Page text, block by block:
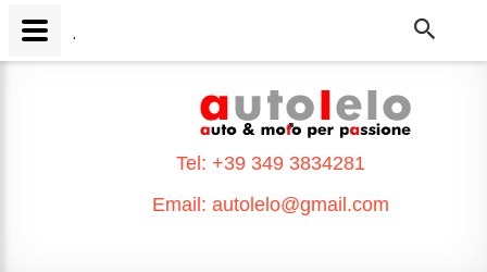
.
Tel: +39 349 3834281
Email: autolelo@gmail.com
.